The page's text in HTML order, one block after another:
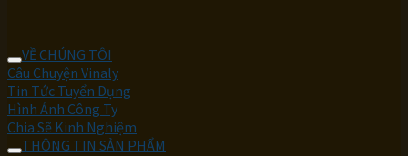
VỀ CHÚNG TÔI
Câu Chuyện Vinaly
Tin Tức Tuyển Dụng
Hình Ảnh Công Ty
Chia Sẽ Kinh Nghiệm
THÔNG TIN SẢN PHẨM